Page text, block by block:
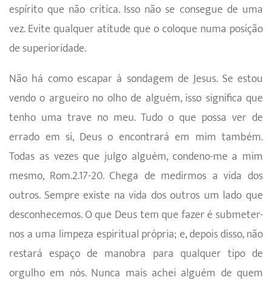
espírito que não critica. Isso não se consegue de uma
vez. Evite qualquer atitude que o coloque numa posição
de superioridade.
Não há como escapar à sondagem de Jesus. Se estou
vendo o argueiro no olho de alguém, isso significa que
tenho uma trave no meu. Tudo o que possa ver de
errado em si, Deus o encontrará em mim também.
Todas as vezes que julgo alguém, condeno-me a mim
mesmo, Rom.2.17-20. Chega de medirmos a vida dos
outros. Sempre existe na vida dos outros um lado que
desconhecemos. O que Deus tem que fazer é submeter-
nos a uma limpeza espiritual própria; e, depois disso, não
restará espaço de manobra para qualquer tipo de
orgulho em nós. Nunca mais achei alguém de quem